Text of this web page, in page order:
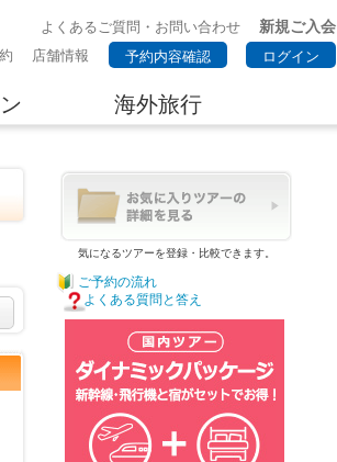
よくあるご質問・お問い合わせ 新規ご入会
店舗情報 予約内容確認 ログイン
海外旅行
気になるツアーを登録・比較できます。
ご予約の流れ
よくある質問と答え